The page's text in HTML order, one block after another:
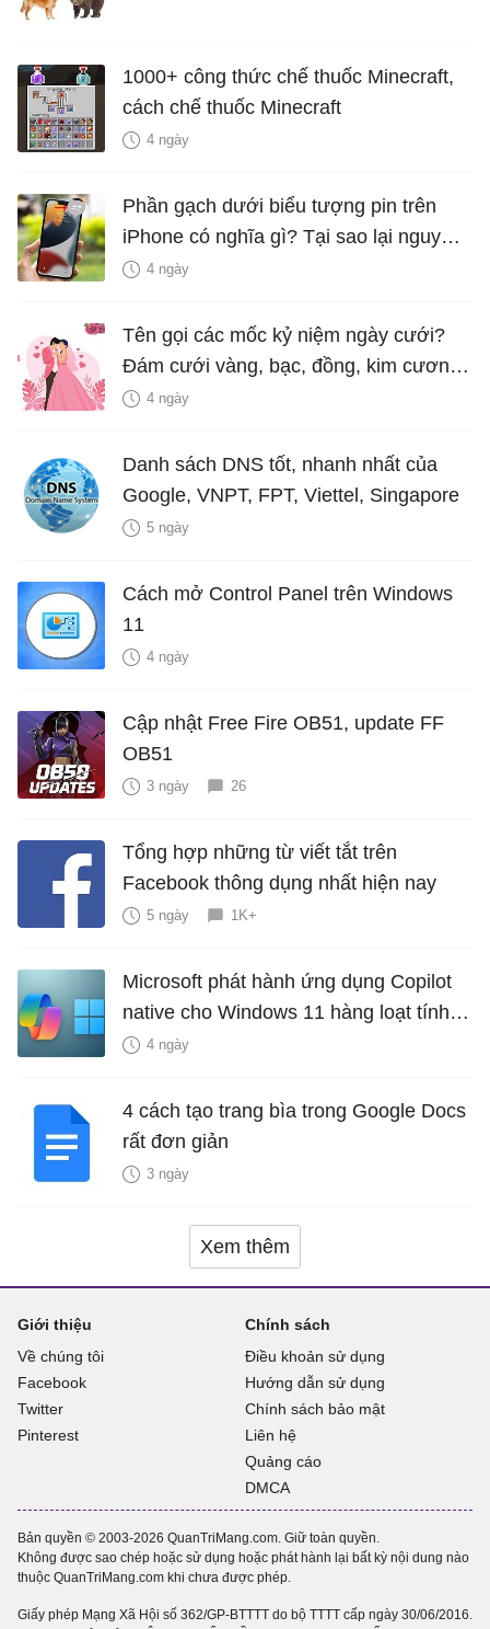
1000+ công thức chế thuốc Minecraft,
cách chế thuốc Minecraft
4 ngày
Phần gạch dưới biểu tượng pin trên
iPhone có nghĩa gì? Tại sao lại nguy
hiểm?
4 ngày
Tên gọi các mốc kỷ niệm ngày cưới?
Đám cưới vàng, bạc, đồng, kim cương
là bao nhiêu năm?
4 ngày
Danh sách DNS tốt, nhanh nhất của
Google, VNPT, FPT, Viettel, Singapore
5 ngày
Cách mở Control Panel trên Windows
11
4 ngày
Cập nhật Free Fire OB51, update FF
OB51
3 ngày 26
Tổng hợp những từ viết tắt trên
Facebook thông dụng nhất hiện nay
5 ngày 1K+
Microsoft phát hành ứng dụng Copilot
native cho Windows 11 hàng loạt tính
năng mới Hữu Ích
4 ngày
4 cách tạo trang bìa trong Google Docs
rất đơn giản
3 ngày
Xem thêm
Giới thiệu
Về chúng tôi
Facebook
Twitter
Pinterest
Chính sách
Điều khoản sử dụng
Hướng dẫn sử dụng
Chính sách bảo mật
Liên hệ
Quảng cáo
DMCA
Bản quyền © 2003-2026 QuanTriMang.com. Giữ toàn quyền.
Không được sao chép hoặc sử dụng hoặc phát hành lại bất kỳ nội dung nào
thuộc QuanTriMang.com khi chưa được phép.
Giấy phép Mạng Xã Hội số 362/GP-BTTTT do bộ TTTT cấp ngày 30/06/2016.